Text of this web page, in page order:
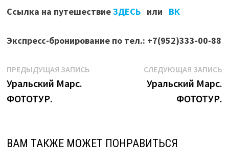
Ссылка на путешествиеЗДЕСЬ или ВК
Экспресс-бронирование по тел.: +7(952)333-00-88
Навигация
по
ПРЕДЫДУЩАЯ ЗАПИСЬПредыдущая
Уральский Марс.
ФОТОТУР.
СЛЕДУЮЩАЯ ЗАПИСЬ
Уральский Марс.
ФОТОТУР.
ВАМ ТАКЖЕ МОЖЕТ ПОНРАВИТЬСЯ